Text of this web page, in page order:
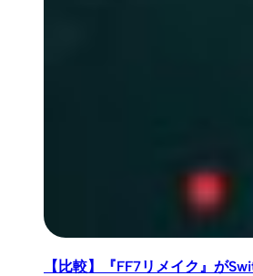
【比較】『FF7リメイク』が